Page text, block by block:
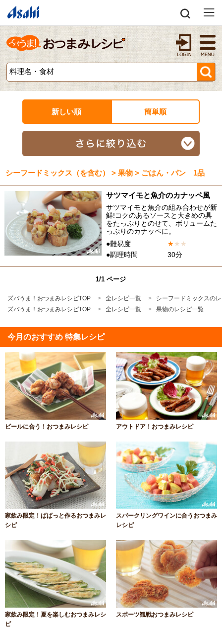
新しい順 簡単順
シーフードミックス（を含む） > 果物 > ごはん・パン 1品
サツマイモと魚介のカナッペ風
サツマイモと魚介の組み合わせが新
鮮!コクのあるソースと大きめの具
をたっぷりとのせて、ボリュームた
っぷりのカナッペに。
●難易度
★★ ★
●調理時間
30分
1/1 ページ
ズバうま！おつまみレシピTOP 全レシピ一覧
シーフードミックスの
ズバうま！おつまみレシピTOP
全レシピ一覧 果物のレシピ一覧
今月のおすすめ 特集レシピ
ビールに合う！おつまみレシピ アウトドア！おつまみレシピ
家飲み限定！ぱぱっと作るおつまみレ
シピ
スパークリングワインに合うおつまみ
レシピ
家飲み限定！夏を楽しむおつまみレシ
ピ
スポーツ観戦おつまみレシピ